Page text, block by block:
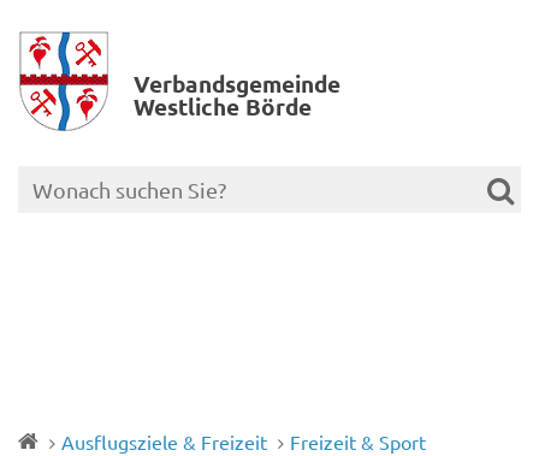
Verbands­gemeinde
Westliche Börde
Ausflugsziele & Freizeit Freizeit & Sport